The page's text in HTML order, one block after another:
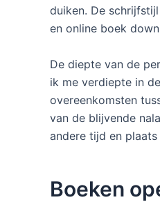
duiken. De
en online boek
De diepte van de
ik me verdiepte in
overeenkomsten
van de blijvende
andere tijd en
Boeken